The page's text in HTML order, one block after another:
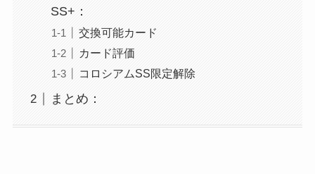
SS+：
交換可能カード
カード評価
コロシアムSS限定解除
まとめ：